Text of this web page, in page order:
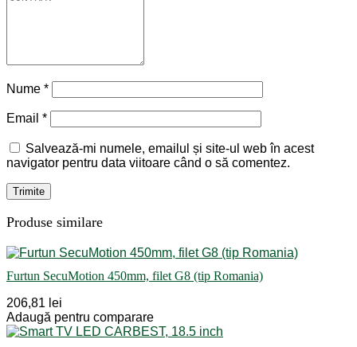
Nume *
Email *
Salvează-mi numele, emailul și site-ul web în acest
navigator pentru data viitoare când o să comentez.
Produse similare
Furtun SecuMotion 450mm, filet G8 (tip Romania)
206,81 lei
Adaugă pentru comparare